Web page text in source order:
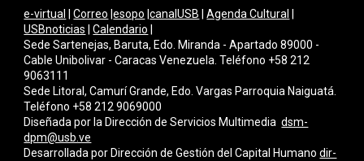
e-virtual |Correo |esopo |canalUSB |Agenda Cultural
USBnoticias |Calendario
Sede Sartenejas, Baruta, Edo. Miranda - Apartado 89000 -
Cable Unibolivar - Caracas Venezuela. Teléfono +58 212
9063111
Sede Litoral, Camurí Grande, Edo. Vargas Parroquia Naiguatá.
Teléfono +58 212 9069000
Diseñada por la Dirección de Servicios Multimediadsm-
dpm@usb.ve
Desarrollada por Dirección de Gestión del Capital Humano dir-